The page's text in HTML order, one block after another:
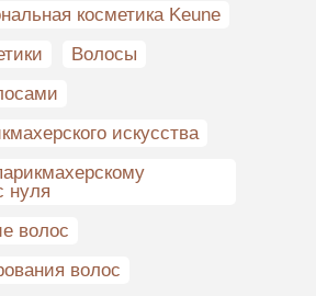
косметика Keune
Волосы
искусства
нуля
волос
волос